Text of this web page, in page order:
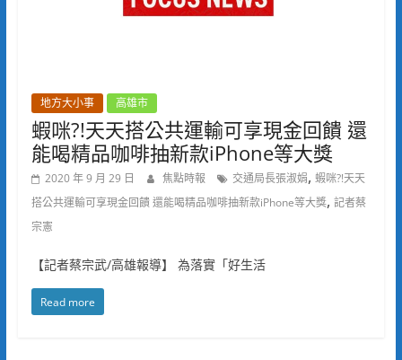
地方大小事 高雄市
蝦咪?!天天搭公共運輸可享現金回饋 還
能喝精品咖啡抽新款iPhone等大獎
2020 年 9 月 29 日 焦點時報 交通局長張淑娟, 蝦咪?!天天
搭公共運輸可享現金回饋 還能喝精品咖啡抽新款iPhone等大獎, 記者蔡
宗憲
【記者蔡宗武/高雄報導】 為落實「好生活
Read more